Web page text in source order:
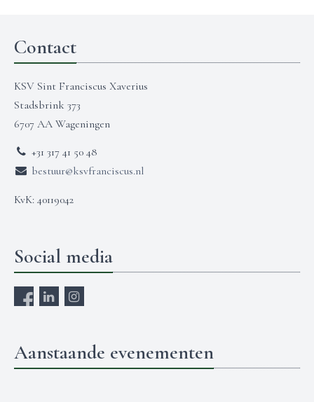
Contact
KSV Sint Franciscus Xaverius
Stadsbrink 373
6707 AA Wageningen
+31 317 41 50 48
bestuur@ksvfranciscus.nl
KvK: 40119042
Social media
Aanstaande evenementen